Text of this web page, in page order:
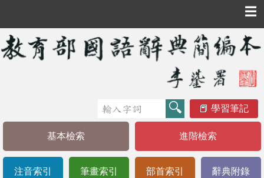
☰
學習筆記
基本檢索 進階檢索
注音索引 筆畫索引 部首索引 辭典附錄